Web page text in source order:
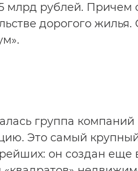
млрд рублей. Причем
дорогого жилья.
группа
Это самый
он создан еще